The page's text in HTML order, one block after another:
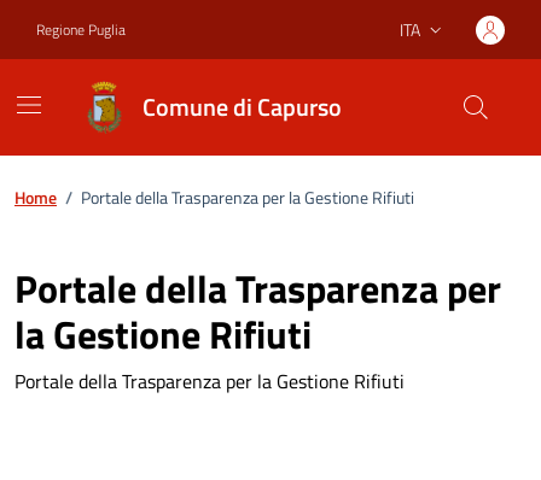
Regione Puglia Lingua attiva:
ITA
Comune di Capurso
Home / Portale della Trasparenza per la Gestione Rifiuti
Portale della Trasparenza per
la Gestione Rifiuti
Portale della Trasparenza per la Gestione Rifiuti